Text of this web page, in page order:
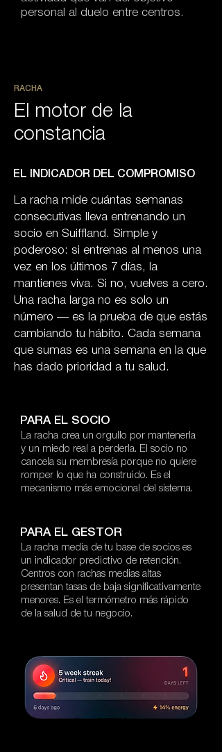
personal al duelo entre centros.
RACHA
El motor de la
constancia
EL INDICADOR DEL COMPROMISO
La racha mide cuántas semanas
consecutivas lleva entrenando un
socio en Suiffland. Simple y
poderoso: si entrenas al menos una
vez en los últimos 7 días, la
mantienes viva. Si no, vuelves a cero.
Una racha larga no es solo un
número — es la prueba de que estás
cambiando tu hábito. Cada semana
que sumas es una semana en la que
has dado prioridad a tu salud.
PARA EL SOCIO
La racha crea un orgullo por mantenerla
y un miedo real a perderla. El socio no
cancela su membresía porque no quiere
romper lo que ha construido. Es el
mecanismo más emocional del sistema.
PARA EL GESTOR
La racha media de tu base de socios es
un indicador predictivo de retención.
Centros con rachas medias altas
presentan tasas de baja significativamente
menores. Es el termómetro más rápido
de la salud de tu negocio.